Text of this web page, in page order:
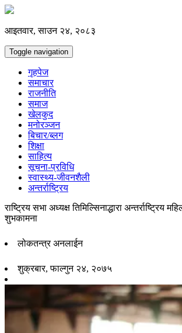
आइतवार, साउन २४, २०८३
Toggle navigation
गृहपेज
समाचार
राजनीति
समाज
खेलकुद
मनोरञ्जन
बिचार/ब्लग
शिक्षा
साहित्य
सूचना-प्रविधि
स्वास्थ्य-जीवनशैली
अन्तर्राष्ट्रिय
राष्ट्रिय सभा अध्यक्ष तिमिल्सिनाद्धारा अन्तर्राष्ट्रिय
शुभकामना
लोकतन्त्र अनलाईन
शुक्रबार, फाल्गुन २४, २०७५